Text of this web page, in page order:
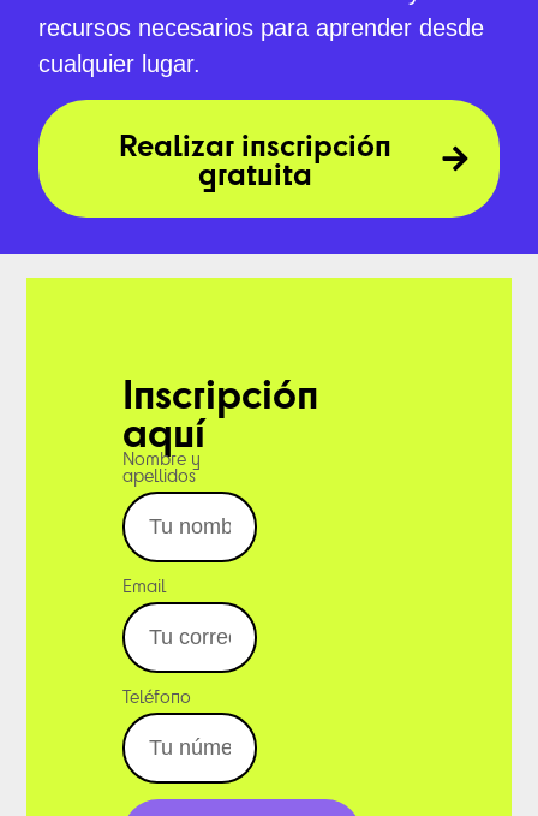
recursos necesarios para aprender desde
cualquier lugar.
Realizar inscripción
gratuita
Inscripción
aquí
Nombre y
apellidos
Email
Teléfono